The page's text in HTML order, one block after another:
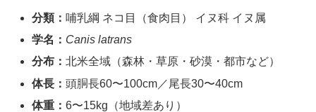
分類： 哺乳綱 ネコ目（食肉目） イヌ科 イヌ属
学名： Canis latrans
分布：北米全域（森林・草原・砂漠・都市など）
体長：頭胴長60〜100cm／尾長30〜40cm
体重：6〜15kg（地域差あり）